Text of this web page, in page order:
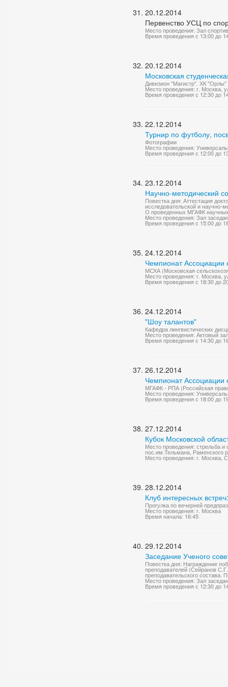
20.12.2014
Первенство УСЦ по
Место проведения: Зал
Время проведения с 13:00 до
20.12.2014
Московская
Дивизион "Магистр". ХК
Место проведения: г. Москва,
Время проведения с 12:30 до
22.12.2014
Турнир по футболу,
Фотографии
Место проведения:
Время проведения с 12:00 до
23.12.2014
Научно-методический
Повестка дня: Аттестация
исследовательской и научно-
О проведенных МГАФК научных
Место проведения: Зал
Время проведения с 15:00 до
24.12.2014
Чемпионат Ассоциации
МСХА (Московская
Место проведения: г. Москва,
Время проведения с 18:30 до
24.12.2014
"Шоу талантов"
Кафедра лингвистических
Место проведения: Актовый
Время проведения с 14:30 до
26.12.2014
Чемпионат Ассоциации
МГАФК - РПА (Российская
Место проведения:
Время проведения с 18:00 до
27.12.2014
Кубок Московской
Место проведения: стрельба
пос.им.Тельмана, Раменского
Место проведения: г.
28.12.2014
Клуб интересных
Прогулка по вечерней
Место проведения: г. Москва
Время начала: 16:45
29.12.2014
Заседание Ученого
Повестка дня: Награждение
преподавателей (Сейранов
преподавательского
Место проведения: Зал
Время проведения с 12:30 до